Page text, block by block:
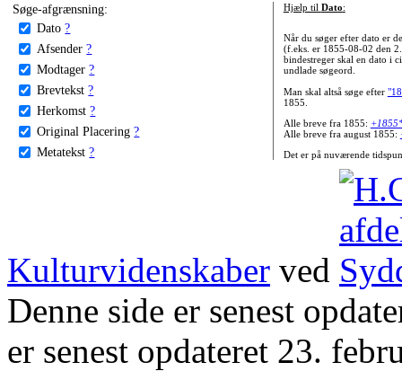
Søge-afgrænsning:
Dato ?
Afsender ?
Modtager ?
Brevtekst ?
Herkomst ?
Original Placering ?
Metatekst ?
Hjælp til Dato:
Når du søger efter dato er
(f.eks. er 1855-08-02 den
bindestreger skal en dato i
undlade søgeord.
Man skal altså søge efter
1855.
Alle breve fra 1855:
Alle breve fra august 1855:
Det er på nuværende
Kulturvidenskaber ved
Denne side er senest
er senest opdateret 23.